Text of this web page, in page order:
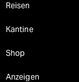
Reisen
Kantine
Shop
Anzeigen